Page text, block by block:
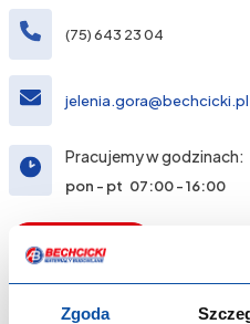
Zgoda
(75) 643 23 04
jelenia.gora@bechcicki.pl
Pracujemy w godzinach:
pon - pt 07:00 - 16:00
Napisz do nas